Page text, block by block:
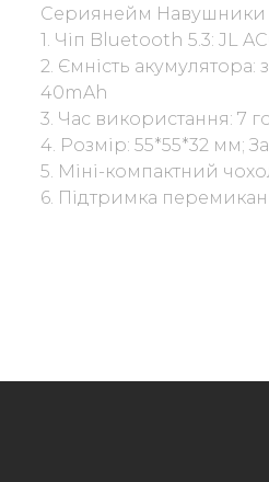
Сериянейм Навушники
1. Чіп Bluetooth 5.3: JL
2. Ємність
40mAh
3. Час використання: 7
4. Розмір: 55*55*32 мм;
5. Міні-компактний
6. Підтримка